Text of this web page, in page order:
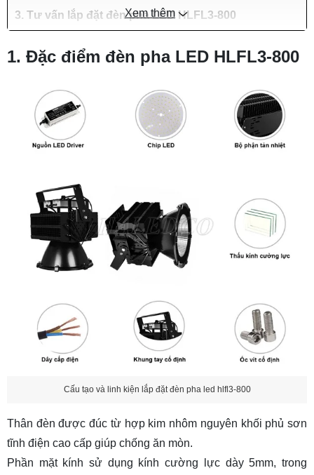
3. Tư vấn lắp đặt đèn pha LED HLFL3-800
Xem thêm
1. Đặc điểm đèn pha LED HLFL3-800
Cấu tạo và linh kiện lắp đặt đèn pha led hlfl3-800
Thân đèn được đúc từ hợp kim nhôm nguyên khối phủ sơn
tĩnh điện cao cấp giúp chống ăn mòn.
Phần mặt kính sử dụng kính cường lực dày 5mm, trong